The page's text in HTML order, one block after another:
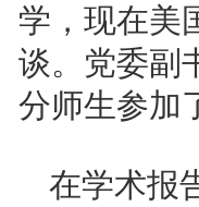
学，现在美
谈。党委副
分师生参加
在学术报